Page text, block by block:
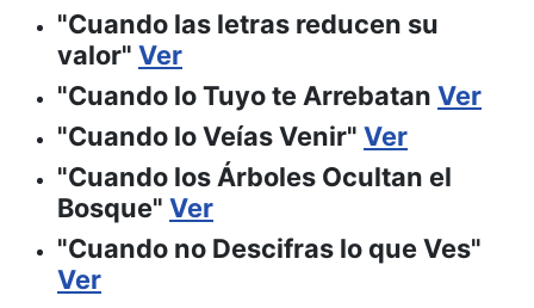
"Cuando las letras reducen su
valor" Ver
"Cuando lo Tuyo te Arrebatan Ver
"Cuando lo Veías Venir" Ver
"Cuando los Árboles Ocultan el
Bosque" Ver
"Cuando no Descifras lo que Ves"
Ver